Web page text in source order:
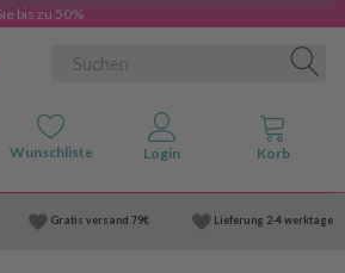
bis zu 50%
Gratis versand 79€ Lieferung 2-4 werktage